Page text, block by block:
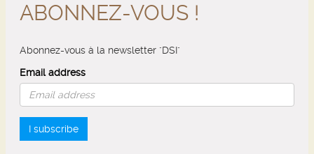
ABONNEZ-VOUS !
Abonnez-vous à la newsletter "DSI"
Email address
I subscribe